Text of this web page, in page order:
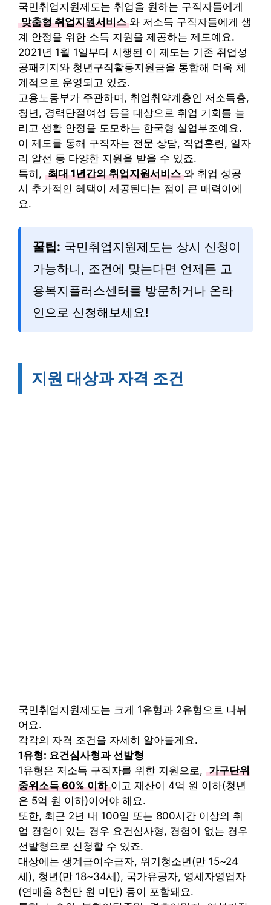
국민취업지원제도는 취업을 원하는 구직자들에게
맞춤형 취업지원서비스 와 저소득 구직자들에게 생
계 안정을 위한 소득 지원을 제공하는 제도예요.
2021년 1월 1일부터 시행된 이 제도는 기존 취업성
공패키지와 청년구직활동지원금을 통합해 더욱 체
계적으로 운영되고 있죠.
고용노동부가 주관하며, 취업취약계층인 저소득층,
청년, 경력단절여성 등을 대상으로 취업 기회를 늘
리고 생활 안정을 도모하는 한국형 실업부조예요.
이 제도를 통해 구직자는 전문 상담, 직업훈련, 일자
리 알선 등 다양한 지원을 받을 수 있죠.
특히, 최대 1년간의 취업지원서비스 와 취업 성공
시 추가적인 혜택이 제공된다는 점이 큰 매력이에
요.
꿀팁: 국민취업지원제도는 상시 신청이
가능하니, 조건에 맞는다면 언제든 고
용복지플러스센터를 방문하거나 온라
인으로 신청해보세요!
지원 대상과 자격 조건
국민취업지원제도는 크게 1유형과 2유형으로 나뉘
어요.
각각의 자격 조건을 자세히 알아볼게요.
1유형: 요건심사형과 선발형
1유형은 저소득 구직자를 위한 지원으로, 가구단위
중위소득 60% 이하 이고 재산이 4억 원 이하(청년
은 5억 원 이하)이어야 해요.
또한, 최근 2년 내 100일 또는 800시간 이상의 취
업 경험이 있는 경우 요건심사형, 경험이 없는 경우
선발형으로 신청할 수 있죠.
대상에는 생계급여수급자, 위기청소년(만 15~24
세), 청년(만 18~34세), 국가유공자, 영세자영업자
(연매출 8천만 원 미만) 등이 포함돼요.